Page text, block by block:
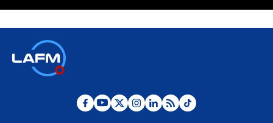
Desde dermatitis hasta infecciones: